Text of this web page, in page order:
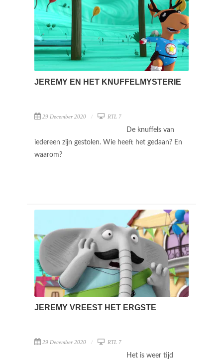
JEREMY EN HET KNUFFELMYSTERIE
29 December 2020 RTL 7
De knuffels van
iedereen zijn gestolen. Wie heeft het gedaan? En
waarom?
JEREMY VREEST HET ERGSTE
29 December 2020 RTL 7
Het is weer tijd